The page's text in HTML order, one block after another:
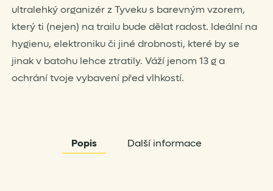
ultralehký organizér z Tyveku s barevným vzorem,
který ti (nejen) na trailu bude dělat radost. Ideální na
hygienu, elektroniku či jiné drobnosti, které by se
jinak v batohu lehce ztratily. Váží jenom 13 g a
ochrání tvoje vybavení před vlhkostí.
Popis Další informace